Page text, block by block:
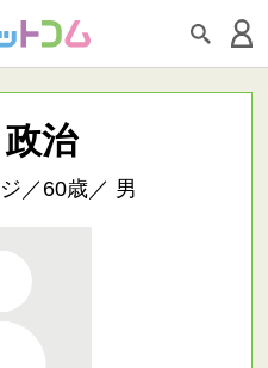
治
／60歳／ 男